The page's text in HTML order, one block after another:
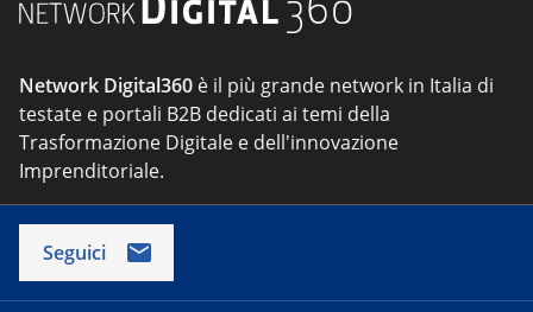
Network Digital360 è il più grande network in Italia di
testate e portali B2B dedicati ai temi della
Trasformazione Digitale e dell'innovazione
Imprenditoriale.
Seguici